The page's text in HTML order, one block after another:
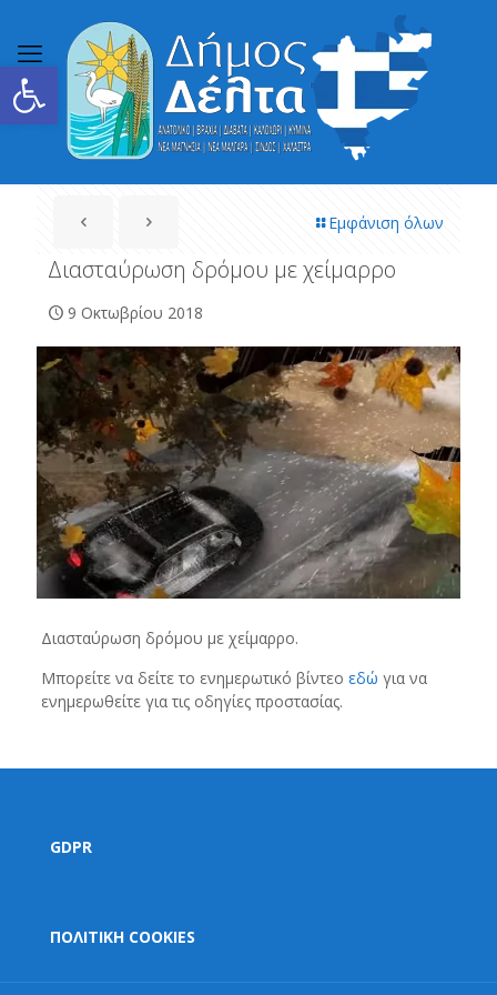
Ανοίξτε τη γραμμή εργαλείων
Εμφάνιση όλων
Διασταύρωση δρόμου με χείμαρρο
9 Οκτωβρίου 2018
Διασταύρωση δρόμου με χείμαρρο.
Μπορείτε να δείτε το ενημερωτικό βίντεο εδώ για να
ενημερωθείτε για τις οδηγίες προστασίας.
GDPR
ΠΟΛΙΤΙΚΗ COOKIES